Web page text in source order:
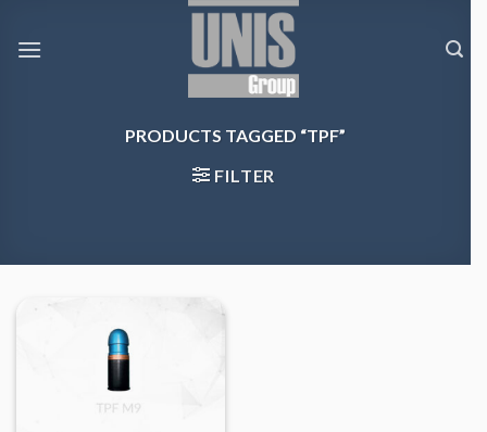
PRODUCTS TAGGED “TPF”
FILTER